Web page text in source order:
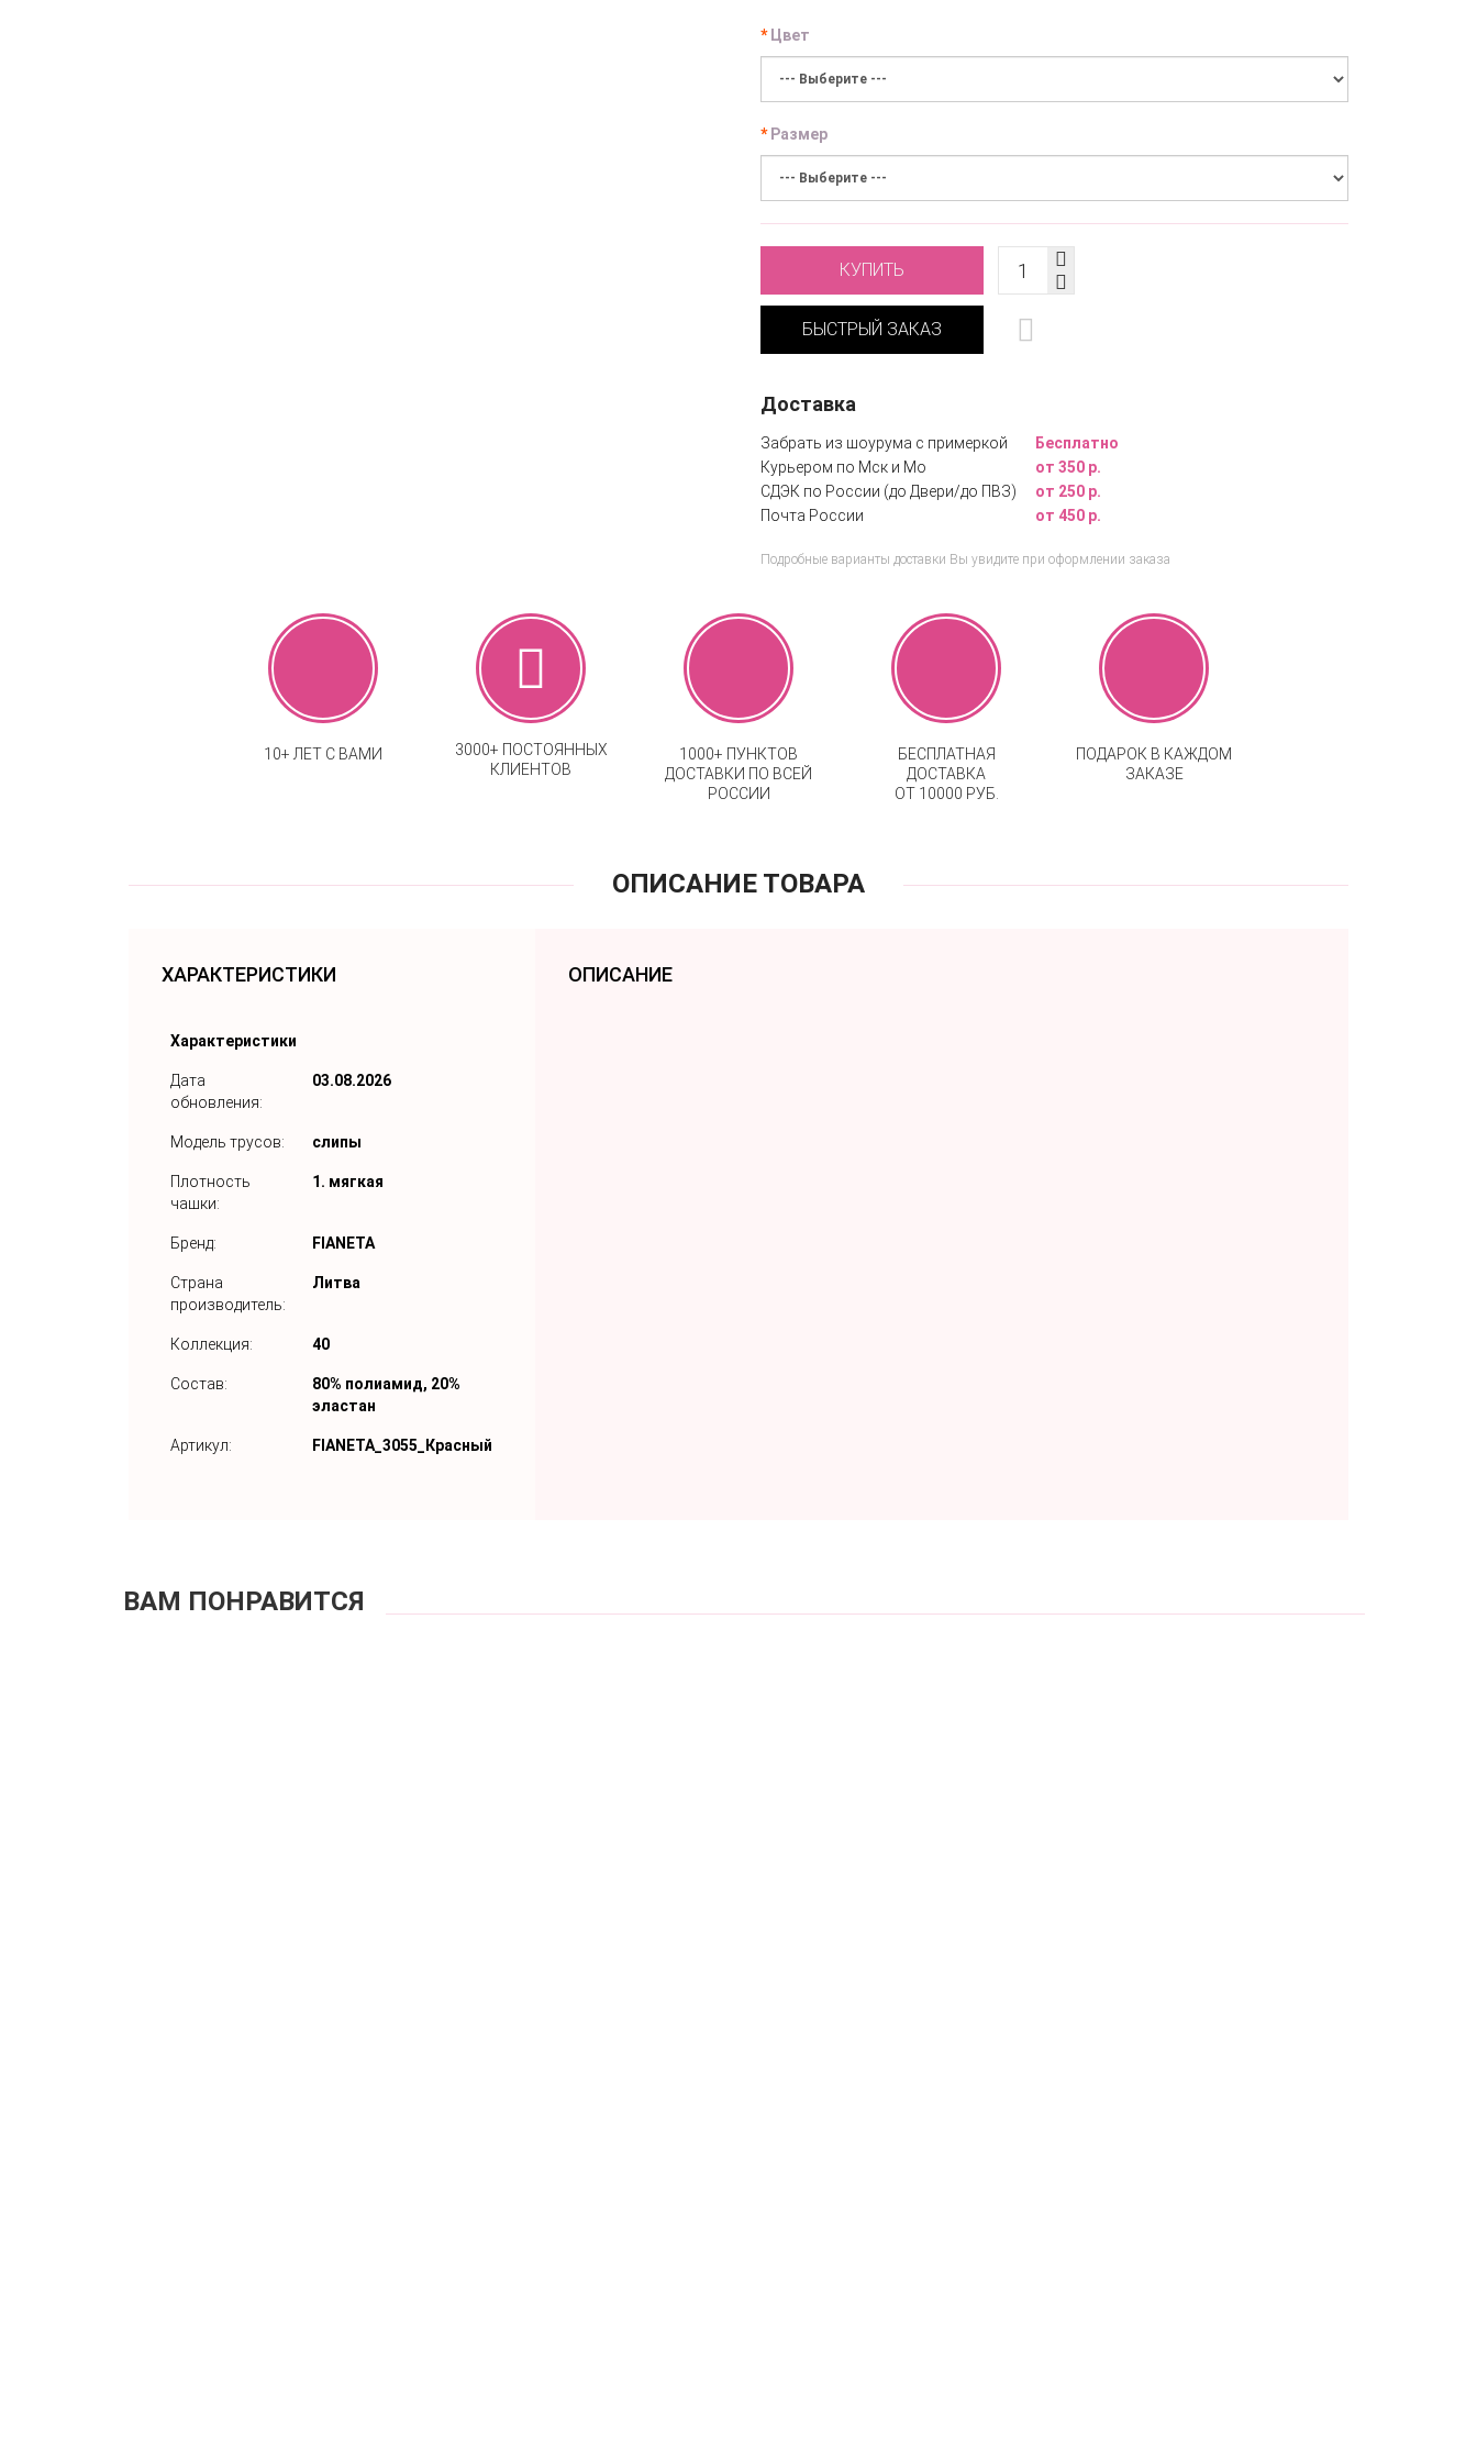
Цвет
Размер
КУПИТЬ
БЫСТРЫЙ ЗАКАЗ
Доставка
Забрать из шоурума с примеркой
Бесплатно
Курьером по Мск и Мо
от 350 р.
СДЭК по России (до Двери/до ПВЗ)
от 250 р.
Почта России
от 450 р.
Подробные варианты доставки Вы увидите при оформлении заказа
10+ ЛЕТ С ВАМИ
3000+ ПОСТОЯННЫХ
КЛИЕНТОВ
1000+ ПУНКТОВ
ДОСТАВКИ ПО ВСЕЙ
РОССИИ
БЕСПЛАТНАЯ
ДОСТАВКА
ОТ 10000 РУБ.
ПОДАРОК В КАЖДОМ
ЗАКАЗЕ
ОПИСАНИЕ ТОВАРА
ХАРАКТЕРИСТИКИ
Характеристики
Дата
обновления:
03.08.2026
Модель трусов: слипы
Плотность
чашки:
1. мягкая
Бренд: FIANETA
Страна
производитель:
Литва
Коллекция: 40
Состав:
80% полиамид, 20%
эластан
Артикул: FIANETA_3055_Красный
ОПИСАНИЕ
ВАМ ПОНРАВИТСЯ